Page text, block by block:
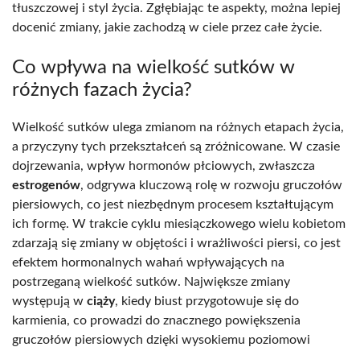
tłuszczowej i styl życia. Zgłębiając te aspekty, można lepiej
docenić zmiany, jakie zachodzą w ciele przez całe życie.
Co wpływa na wielkość sutków w
różnych fazach życia?
Wielkość sutków ulega zmianom na różnych etapach życia,
a przyczyny tych przekształceń są zróżnicowane. W czasie
dojrzewania, wpływ hormonów płciowych, zwłaszcza
estrogenów, odgrywa kluczową rolę w rozwoju gruczołów
piersiowych, co jest niezbędnym procesem kształtującym
ich formę. W trakcie cyklu miesiączkowego wielu kobietom
zdarzają się zmiany w objętości i wrażliwości piersi, co jest
efektem hormonalnych wahań wpływających na
postrzeganą wielkość sutków. Największe zmiany
występują w ciąży, kiedy biust przygotowuje się do
karmienia, co prowadzi do znacznego powiększenia
gruczołów piersiowych dzięki wysokiemu poziomowi